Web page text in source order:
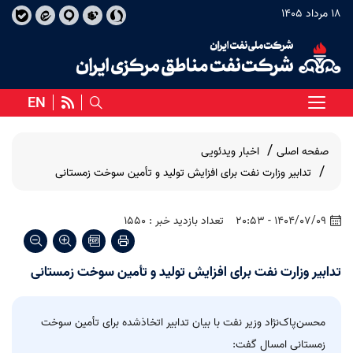
18 مرداد 1405
EN
صفحه اصلی
اخبار ویدئویی
تدابیر وزارت نفت برای افزایش تولید و تأمین سوخت زمستانی
1404/07/09 - 20:53 تعداد بازدید خبر : 1550
تدابیر وزارت نفت برای افزایش تولید و تأمین سوخت زمستانی
محسن‌پاک‌نژاد وزیر نفت با بیان تدابیر اتخاذشده برای تأمین سوخت
زمستانی امسال گفت: